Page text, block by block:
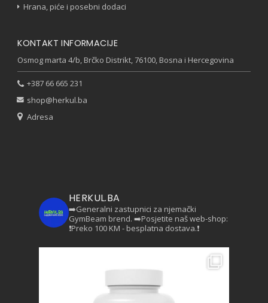
Hrana, piće i posebni dodaci
KONTAKT INFORMACIJE
Osmog marta 4/b, Brčko Distrikt, 76100, Bosna i Hercegovina
+387 66 665 231
shop@herkul.ba
Adresa
HERKUL.BA
➡️Generalni zastupnici za njemački
GymBeam brend. ➡️Posjetite naš web-shop:
❗Preko 100 KM - besplatna dostava.❗